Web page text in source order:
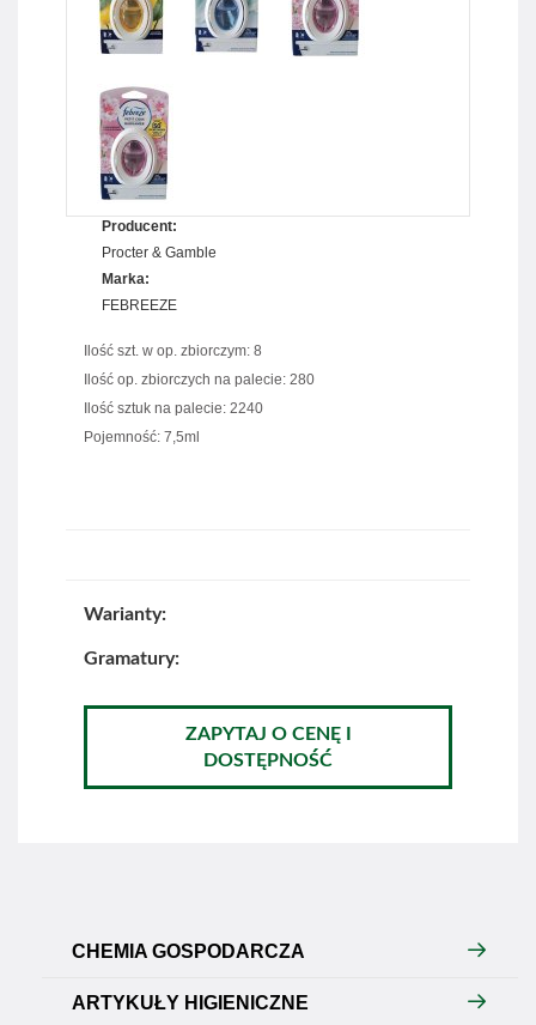
Producent:
Procter & Gamble
Marka:
FEBREEZE
Ilość szt. w op. zbiorczym: 8
Ilość op. zbiorczych na palecie: 280
Ilość sztuk na palecie: 2240
Pojemność: 7,5ml
Warianty:
Gramatury:
ZAPYTAJ O CENĘ I
DOSTĘPNOŚĆ
CHEMIA GOSPODARCZA
ARTYKUŁY HIGIENICZNE